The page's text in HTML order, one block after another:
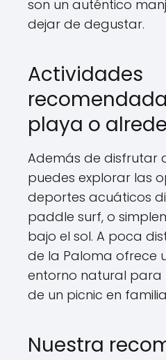
son un auténtico
dejar de degustar.
Actividades
playa o
Además de disfrutar
puedes explorar las
deportes acuáticos
paddle surf, o
bajo el sol. A poca
de la Paloma ofrece
entorno natural
de un picnic en
Nuestra